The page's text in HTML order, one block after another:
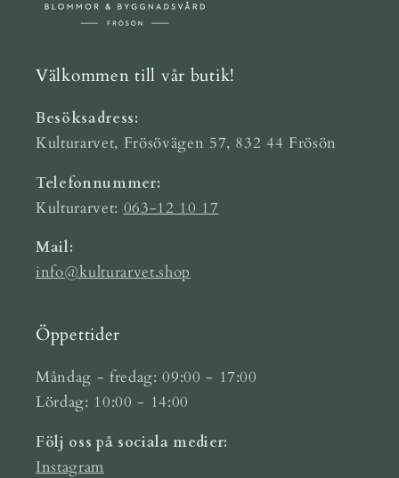
Välkommen till vår butik!
Besöksadress:
Kulturarvet, Frösövägen 57, 832 44 Frösön
Telefonnummer:
Kulturarvet: 063-12 10 17
Mail:
info@kulturarvet.shop
Öppettider
Måndag - fredag: 09:00 - 17:00
Lördag: 10:00 - 14:00
Följ oss på sociala medier:
Instagram